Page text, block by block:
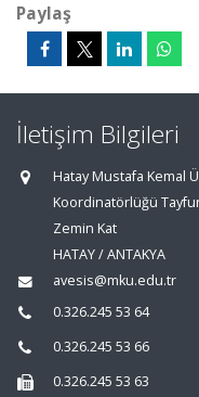
Paylaş
İletişim Bilgileri
Hatay Mustafa Kemal
Koordinatörlüğü
Zemin Kat
HATAY / ANTAKYA
avesis@mku.edu.tr
0.326.245 53 64
0.326.245 53 66
0.326.245 53 63